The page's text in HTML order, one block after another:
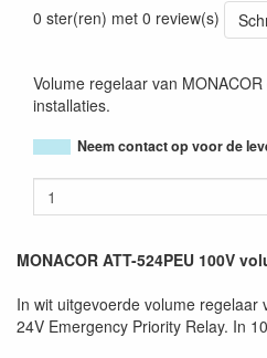
0 ster(ren) met 0 review(s)
Volume regelaar van
installaties.
Neem contact op voor de
MONACOR ATT-524PEU 100V
In wit uitgevoerde volume regelaar
24V Emergency Priority Relay. In